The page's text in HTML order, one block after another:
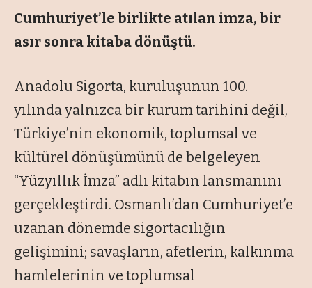
Cumhuriyet’le birlikte atılan imza, bir
asır sonra kitaba dönüştü.
Anadolu Sigorta, kuruluşunun 100.
yılında yalnızca bir kurum tarihini değil,
Türkiye’nin ekonomik, toplumsal ve
kültürel dönüşümünü de belgeleyen
“Yüzyıllık İmza” adlı kitabın lansmanını
gerçekleştirdi. Osmanlı’dan Cumhuriyet’e
uzanan dönemde sigortacılığın
gelişimini; savaşların, afetlerin, kalkınma
hamlelerinin ve toplumsal